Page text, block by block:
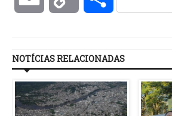
NOTÍCIAS RELACIONADAS